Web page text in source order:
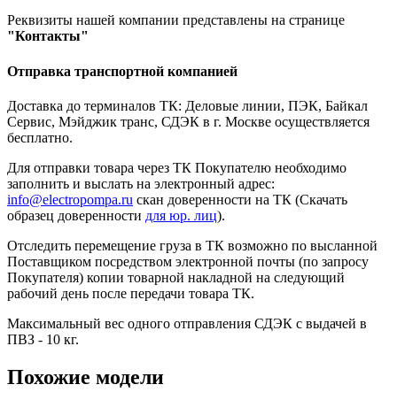
Реквизиты нашей компании представлены на странице
"Контакты"
Отправка транспортной компанией
Доставка до терминалов ТК: Деловые линии, ПЭК, Байкал
Сервис, Мэйджик транс, СДЭК в г. Москве осуществляется
бесплатно.
Для отправки товара через ТК Покупателю необходимо
заполнить и выслать на электронный адрес:
info@electropompa.ru скан доверенности на ТК (Скачать
образец доверенности для юр. лиц).
Отследить перемещение груза в ТК возможно по высланной
Поставщиком посредством электронной почты (по запросу
Покупателя) копии товарной накладной на следующий
рабочий день после передачи товара ТК.
Максимальный вес одного отправления СДЭК с выдачей в
ПВЗ - 10 кг.
Похожие модели